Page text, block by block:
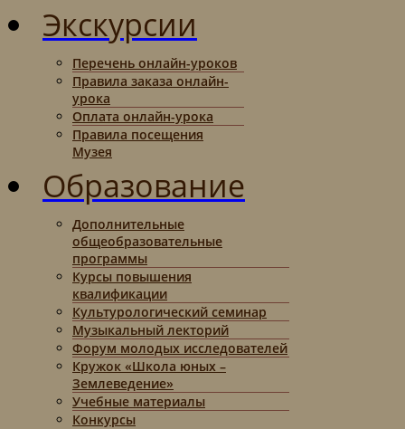
Экскурсии
Перечень онлайн-уроков
Правила заказа онлайн-
урока
Оплата онлайн-урока
Правила посещения
Музея
Образование
Дополнительные
общеобразовательные
программы
Курсы повышения
квалификации
Культурологический семинар
Музыкальный лекторий
Форум молодых исследователей
Кружок «Школа юных –
Землеведение»
Учебные материалы
Конкурсы